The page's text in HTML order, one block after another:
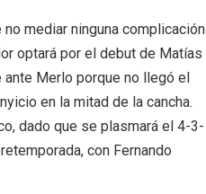
mediar ninguna complicación
optará por el debut de Matías
Merlo porque no llegó el
en la mitad de la cancha.
dado que se plasmará el 4-3-
con Fernando